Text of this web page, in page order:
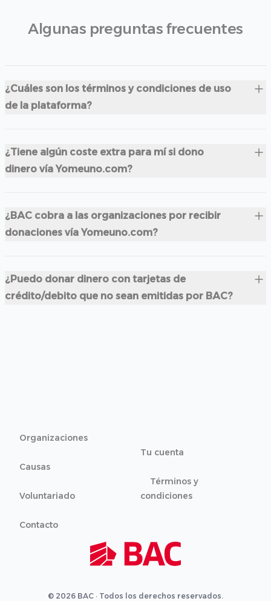
Algunas preguntas frecuentes
¿Cuáles son los términos y condiciones de uso
de la plataforma?
¿Tiene algún coste extra para mí si dono
dinero vía Yomeuno.com?
¿BAC cobra a las organizaciones por recibir
donaciones vía Yomeuno.com?
¿Puedo donar dinero con tarjetas de
crédito/debito que no sean emitidas por BAC?
Organizaciones
Causas
Voluntariado
Contacto
Tu cuenta
Términos y
condiciones
© 2026 BAC · Todos los derechos reservados.